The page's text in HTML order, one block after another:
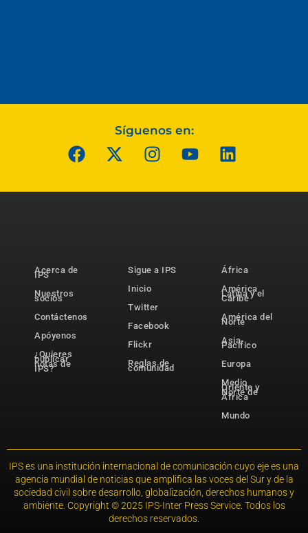
Síguenos en:
Acerca de
IPS
Nuestros
socios
Contáctenos
Apóyenos
¿Quieres
publicar
notas de
IPS?
Sigue a IPS
Inicio
Twitter
Facebook
Flickr
Reglas de
comunidad
África
América
Latina y el
Caribe
América del
Norte
Asia-
Pacífico
Europa
Medio
Oriente y
Norte de
África
Mundo
IPS es una institución internacional de comunicación cuyo eje es una
agencia mundial de noticias que amplifica las voces del Sur y de la
sociedad civil sobre desarrollo, globalización, derechos humanos y
ambiente. Copyright © 2025 IPS-Inter Press Service. Todos los
derechos reservados.